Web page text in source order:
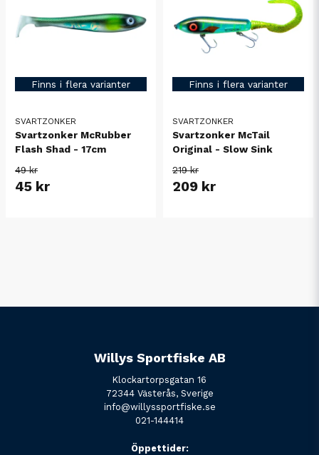
Finns i flera varianter
SVARTZONKER
Svartzonker McRubber
Flash Shad - 17cm
49 kr
45 kr
Finns i flera varianter
SVARTZONKER
Svartzonker McTail
Original - Slow Sink
219 kr
209 kr
Willys Sportfiske AB
Klockartorpsgatan 16
72344 Västerås, Sverige
info@willyssportfiske.se
021-144414
Öppettider: